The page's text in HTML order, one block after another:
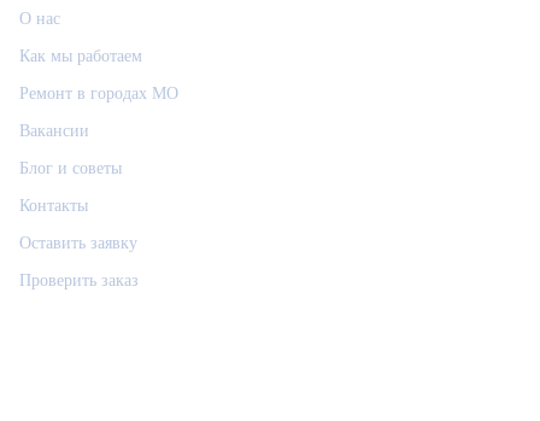
О нас
Как мы работаем
Ремонт в городах МО
Вакансии
Блог и советы
Контакты
Оставить заявку
Проверить заказ